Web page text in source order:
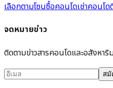
เลือกตามโซนซื้อคอนโดเช่าคอนโด
จดหมายข่าว
ติดตามข่าวสารคอนโดและอสังหาริ
สมั